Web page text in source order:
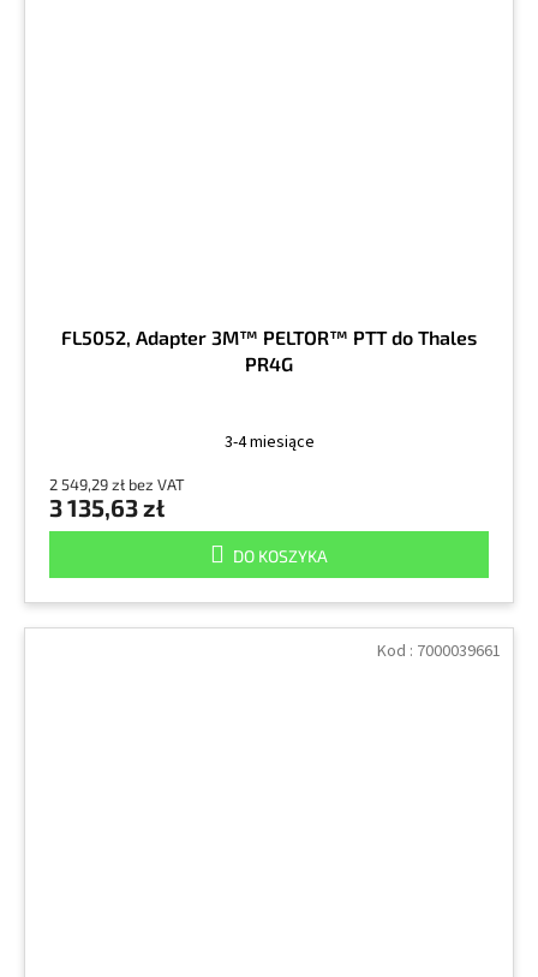
FL5052, Adapter 3M™ PELTOR™ PTT do Thales
PR4G
3-4 miesiące
2 549,29 zł bez VAT
3 135,63 zł
DO KOSZYKA
Kod : 7000039661